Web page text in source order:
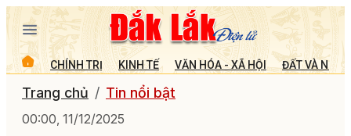
CHÍNH TRỊ KINH TẾ VĂN HÓA - XÃ HỘI ĐẤT VÀ
Trang chủ Tin nổi bật
00:00, 11/12/2025